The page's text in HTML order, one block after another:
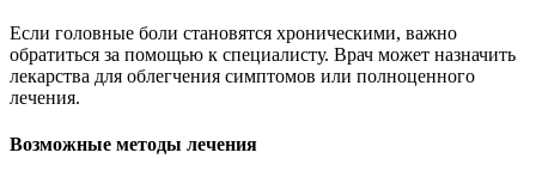
Если головные боли становятся хроническими, важно
обратиться за помощью к специалисту. Врач может назначить
лекарства для облегчения симптомов или полноценного
лечения.
Возможные методы лечения